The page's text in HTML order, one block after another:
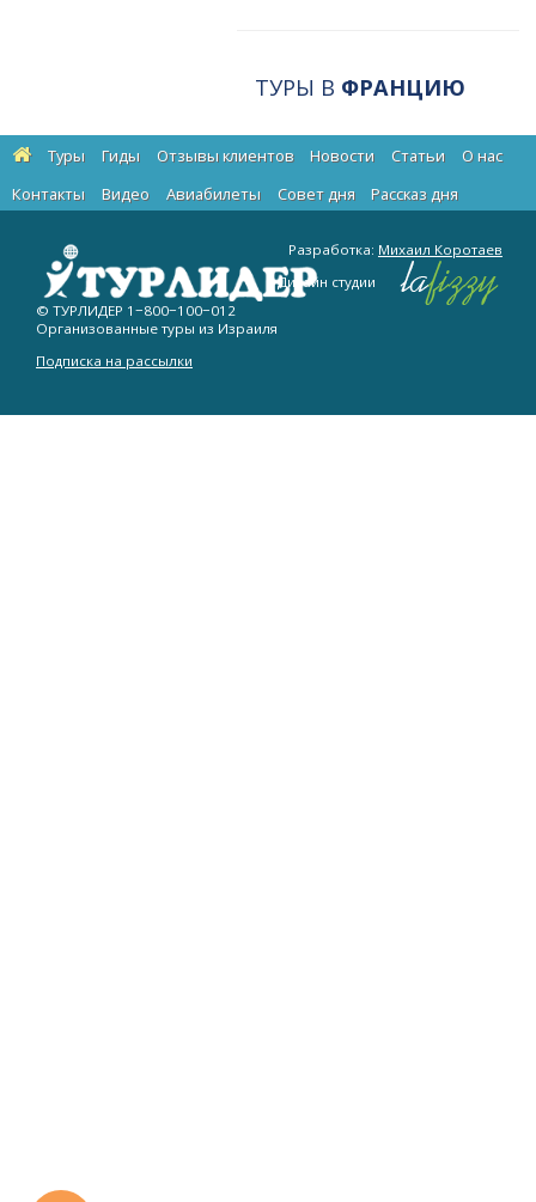
ТУРЫ В ФРАНЦИЮ
Туры Гиды Отзывы клиентов Новости Статьи
О нас
Контакты
Видео Авиабилеты Cовет дня Рассказ дня
© ТУРЛИДЕР 1−800−100−012
Организованные туры из Израиля
Подписка на рассылки
Разработка: Михаил Коротаев
Дизайн студии